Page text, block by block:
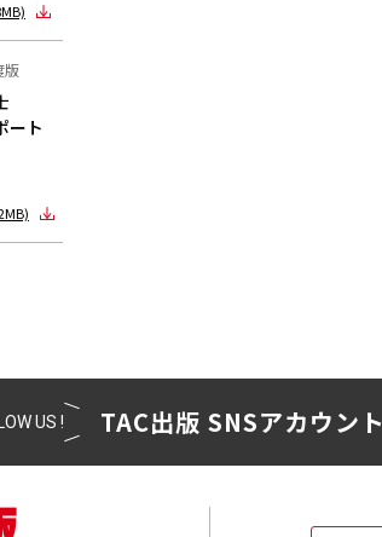
版
ート
US ! TAC出版 SNSアカウント